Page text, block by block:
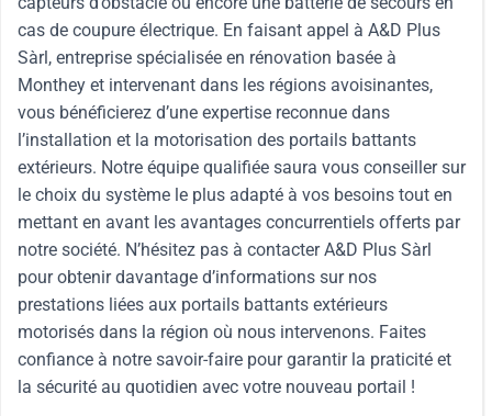
cas de coupure électrique. En faisant appel à A&D Plus
Sàrl, entreprise spécialisée en rénovation basée à
Monthey et intervenant dans les régions avoisinantes,
vous bénéficierez d’une expertise reconnue dans
l’installation et la motorisation des portails battants
extérieurs. Notre équipe qualifiée saura vous conseiller sur
le choix du système le plus adapté à vos besoins tout en
mettant en avant les avantages concurrentiels offerts par
notre société. N’hésitez pas à contacter A&D Plus Sàrl
pour obtenir davantage d’informations sur nos
prestations liées aux portails battants extérieurs
motorisés dans la région où nous intervenons. Faites
confiance à notre savoir-faire pour garantir la praticité et
la sécurité au quotidien avec votre nouveau portail !